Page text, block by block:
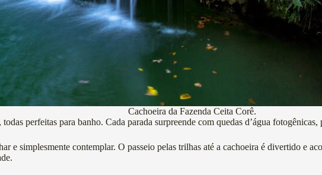
Cachoeira da Fazenda Ceita Corê.
perfeitas para banho. Cada parada surpreende com quedas d’água
e simplesmente contemplar. O passeio pelas trilhas até a cachoeira é divertido e